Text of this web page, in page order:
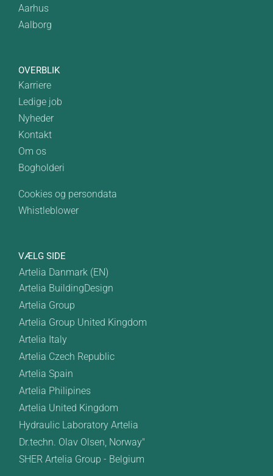
Aarhus
Aalborg
OVERBLIK
Karriere
Ledige job
Nyheder
Kontakt
Om os
Bogholderi
Cookies og persondata
Whistleblower
VÆLG SIDE
Artelia Danmark (EN)
Artelia BuildingDesign
Artelia Group
Artelia Group United Kingdom
Artelia Italy
Artelia Czech Republic
Artelia Spain
Artelia Philipines
Artelia United Kingdom
Hydraulic Laboratory Artelia
Dr.techn. Olav Olsen, Norway"
SHER Artelia Group - Belgium